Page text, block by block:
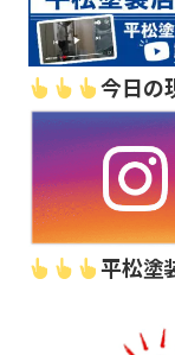
今日の
平松塗